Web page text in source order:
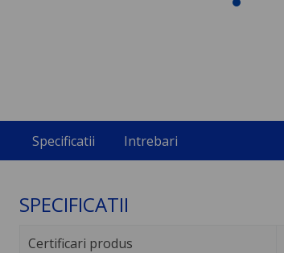
Specificatii Intrebari
SPECIFICATII
Certificari produs